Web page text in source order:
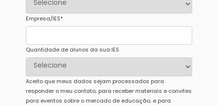
Empresa/IES*
Quantidade de alunos da sua IES
Aceito que meus dados sejam processados para
responder o meu contato; para receber materiais e convites
para eventos sobre o mercado de educação; e para